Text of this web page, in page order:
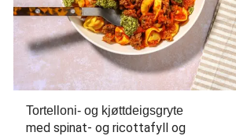
Tortelloni- og kjøttdeigsgryte
med spinat- og ricottafyll og